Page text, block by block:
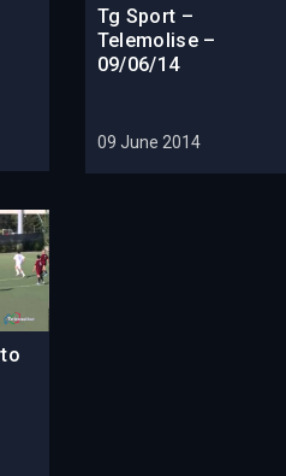
Tg Sport –
Telemolise –
09/06/14
09 June 2014